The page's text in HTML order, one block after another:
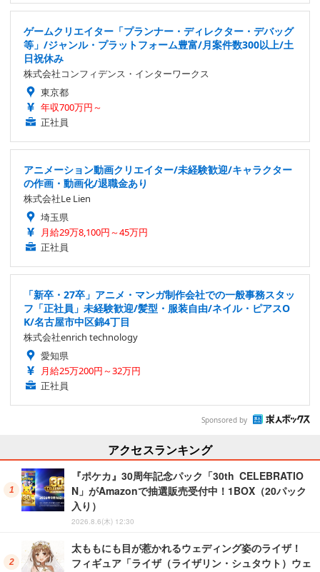
ゲームクリエイター「プランナー・ディレクター・デバッグ
等」/ジャンル・プラットフォーム豊富/月案件数300以上/土
日祝休み
株式会社コンフィデンス・インターワークス
東京都
年収700万円～
正社員
アニメーション動画クリエイター/未経験歓迎/キャラクター
の作画・動画化/退職金あり
株式会社Le Lien
埼玉県
月給29万8,100円～45万円
正社員
「新卒・27卒」アニメ・マンガ制作会社での一般事務スタッ
フ「正社員」未経験歓迎/髪型・服装自由/ネイル・ピアスO
K/名古屋市中区錦4丁目
株式会社enrich technology
愛知県
月給25万200円～32万円
正社員
Sponsored by
アクセスランキング
『ポケカ』30周年記念パック「30th CELEBRATIO
N」がAmazonで抽選販売受付中！1BOX（20パック
入り）
2026.8.6(木) 12:30
太ももにも目が惹かれるウェディング姿のライザ！
フィギュア「ライザ（ライザリン・シュタウト）ウェ